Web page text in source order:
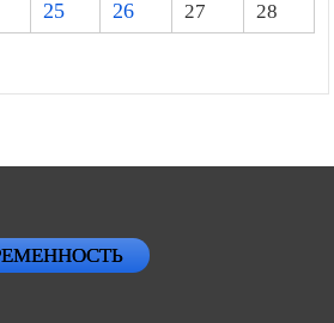
25 26 27 28